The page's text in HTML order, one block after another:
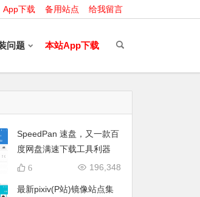
App下载 备用站点 给我留言
问题 本站App下载
SpeedPan 速盘，又一款百
度网盘满速下载工具利器
（附最新版下载地址）更新
196,348
6
最新pixiv(P站)镜像站点集